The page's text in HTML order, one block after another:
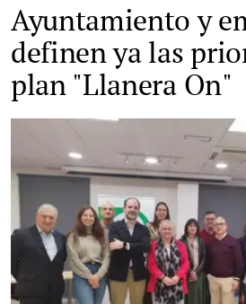
Ayuntamiento y
definen ya las
plan "Llanera On"